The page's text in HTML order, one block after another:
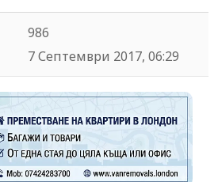
986
7 Септември 2017, 06:29